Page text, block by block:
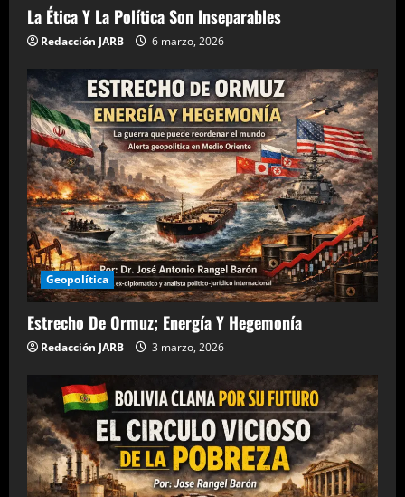
La Ética Y La Política Son Inseparables
Redacción JARB 6 marzo, 2026
Geopolítica
Estrecho De Ormuz; Energía Y Hegemonía
Redacción JARB 3 marzo, 2026